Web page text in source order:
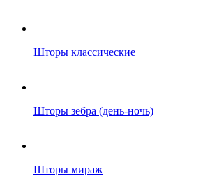
Шторы классические
Шторы зебра (день-ночь)
Шторы мираж